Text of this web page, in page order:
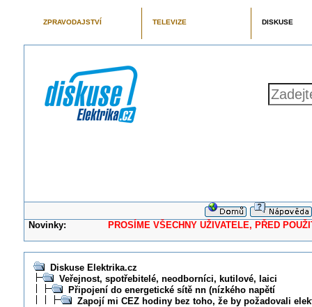
ZPRAVODAJSTVÍ TELEVIZE DISKUSE
Novinky: PROSÍME VŠECHNY UŽIVATELE, PŘED
Diskuse Elektrika.cz
Veřejnost, spotřebitelé, neodborníci, kutilové, laici
Připojení do energetické sítě nn (nízkého napětí
Zapojí mi CEZ hodiny bez toho, že by požadovali